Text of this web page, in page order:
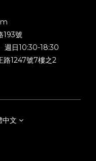
193號
週日10:30-18:30
路1247號7樓之2
中文